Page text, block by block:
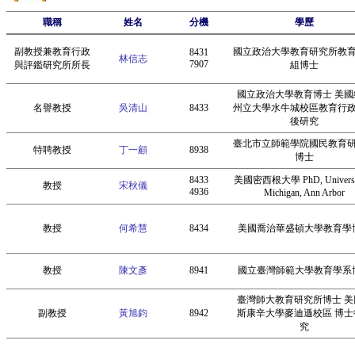
職稱 姓名 分機 學歷
副教授兼教育行政
與評鑑研究所所長
林信志
8431
7907
國立政治大學教育研究所教
組博士
名譽教授 吳清山 8433
國立政治大學教育博士 美
州立大學水牛城校區教育行
後研究
特聘教授 丁一顧 8938
臺北市立師範學院國民教育
博士
教授 宋秋儀
8433
4936
美國密西根大學 PhD,
Michigan, Ann Arbor
教授 何希慧 8434 美國喬治華盛頓大學教育學
教授 陳文彥 8941 國立臺灣師範大學教育學系
副教授 黃旭鈞 8942
臺灣師大教育研究所博士
斯康辛大學麥迪遜校區 博
究